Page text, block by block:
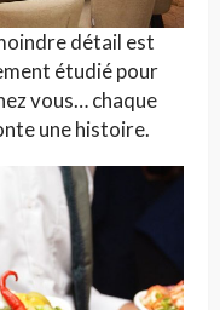
détail est
étudié pour
vous… chaque
une histoire.